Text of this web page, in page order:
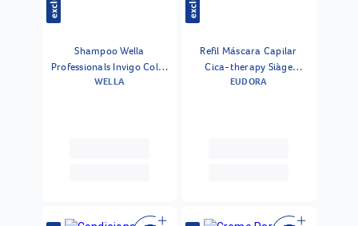
Shampoo Wella
Professionals Invigo Color
Brilliance 50 Ml
WELLA
Refil Máscara Capilar
Cica-therapy Siàge
Eudora 250g
EUDORA